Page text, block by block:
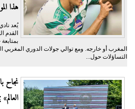
هذا
يُعد
القدم
المغرب أو خارجه. ومع توالي جولات الدوري المغربي
التساؤلات حول...
نجاح